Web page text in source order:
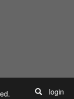
login